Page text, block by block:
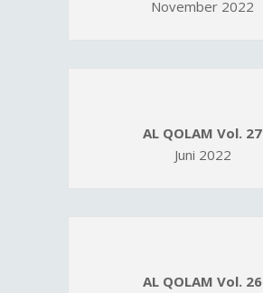
November 2022
AL QOLAM Vol. 27
Juni 2022
AL QOLAM Vol. 26